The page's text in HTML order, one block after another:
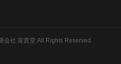
会社 富貴堂All Rights Reserved.